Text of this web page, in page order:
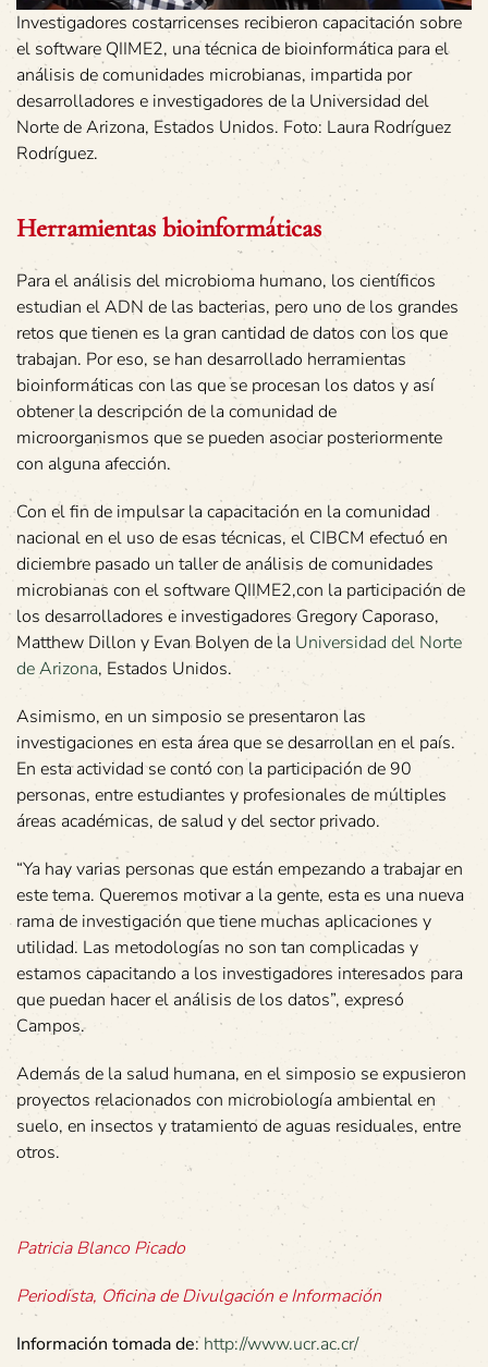
Investigadores costarricenses recibieron capacitación sobre
el software QIIME2, una técnica de bioinformática para el
análisis de comunidades microbianas, impartida por
desarrolladores e investigadores de la Universidad del
Norte de Arizona, Estados Unidos. Foto: Laura Rodríguez
Rodríguez.
Herramientas bioinformáticas
Para el análisis del microbioma humano, los científicos
estudian el ADN de las bacterias, pero uno de los grandes
retos que tienen es la gran cantidad de datos con los que
trabajan. Por eso, se han desarrollado herramientas
bioinformáticas con las que se procesan los datos y así
obtener la descripción de la comunidad de
microorganismos que se pueden asociar posteriormente
con alguna afección.
Con el fin de impulsar la capacitación en la comunidad
nacional en el uso de esas técnicas, el CIBCM efectuó en
diciembre pasado un taller de análisis de comunidades
microbianas con el software QIIME2,con la participación de
los desarrolladores e investigadores Gregory Caporaso,
Matthew Dillon y Evan Bolyen de la Universidad del Norte
de Arizona, Estados Unidos.
Asimismo, en un simposio se presentaron las
investigaciones en esta área que se desarrollan en el país.
En esta actividad se contó con la participación de 90
personas, entre estudiantes y profesionales de múltiples
áreas académicas, de salud y del sector privado.
“Ya hay varias personas que están empezando a trabajar en
este tema. Queremos motivar a la gente, esta es una nueva
rama de investigación que tiene muchas aplicaciones y
utilidad. Las metodologías no son tan complicadas y
estamos capacitando a los investigadores interesados para
que puedan hacer el análisis de los datos”, expresó
Campos.
Además de la salud humana, en el simposio se expusieron
proyectos relacionados con microbiología ambiental en
suelo, en insectos y tratamiento de aguas residuales, entre
otros.
Patricia Blanco Picado
Periodista, Oficina de Divulgación e Información
Información tomada de:http://www.ucr.ac.cr/